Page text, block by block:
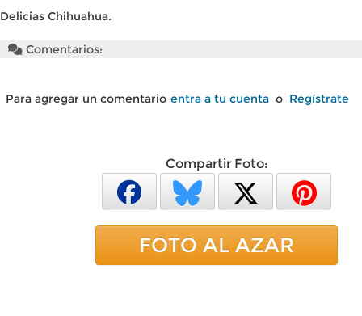
Delicias Chihuahua.
Comentarios:
Para agregar un comentario entra a tu cuenta o Regístrate
Compartir Foto:
FOTO AL AZAR